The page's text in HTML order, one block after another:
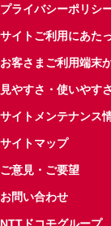
プライバシーポリシ
サイトご利用にあた
お客さまご利用端末
見やすさ・使いやす
サイトメンテナンス
サイトマップ
ご意見・ご要望
お問い合わせ
NTTドコモグループ